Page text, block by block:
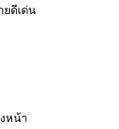
ดีเด่น
หน้า